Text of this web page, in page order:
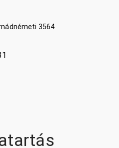
3564